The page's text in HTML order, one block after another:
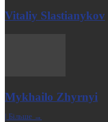
Vitaliy Slastianykov
Mykhailo Zhyrnyi
| Більше →